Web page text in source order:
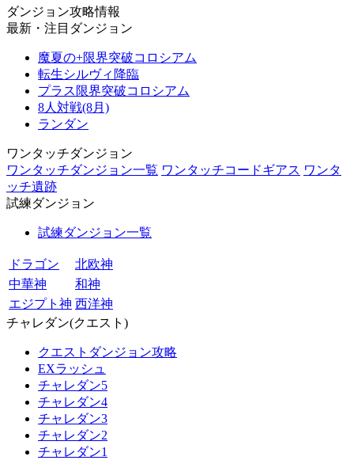
ダンジョン攻略情報
最新・注目ダンジョン
魔夏の+限界突破コロシアム
転生シルヴィ降臨
プラス限界突破コロシアム
8人対戦(8月)
ランダン
ワンタッチダンジョン
ワンタッチダンジョン一覧 ワンタッチコードギアス ワンタ
ッチ遺跡
試練ダンジョン
試練ダンジョン一覧
ドラゴン
北欧神
中華神
和神
エジプト神 西洋神
チャレダン(クエスト)
クエストダンジョン攻略
EXラッシュ
チャレダン5
チャレダン4
チャレダン3
チャレダン2
チャレダン1